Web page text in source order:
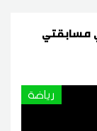
مسابقتي
رياضة